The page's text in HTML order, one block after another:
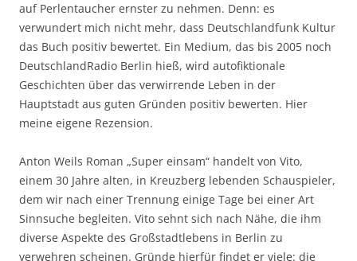
auf Perlentaucher ernster zu nehmen. Denn: es
verwundert mich nicht mehr, dass Deutschlandfunk Kultur
das Buch positiv bewertet. Ein Medium, das bis 2005 noch
DeutschlandRadio Berlin hieß, wird autofiktionale
Geschichten über das verwirrende Leben in der
Hauptstadt aus guten Gründen positiv bewerten. Hier
meine eigene Rezension.
Anton Weils Roman „Super einsam“ handelt von Vito,
einem 30 Jahre alten, in Kreuzberg lebenden Schauspieler,
dem wir nach einer Trennung einige Tage bei einer Art
Sinnsuche begleiten. Vito sehnt sich nach Nähe, die ihm
diverse Aspekte des Großstadtlebens in Berlin zu
verwehren scheinen. Gründe hierfür findet er viele: die